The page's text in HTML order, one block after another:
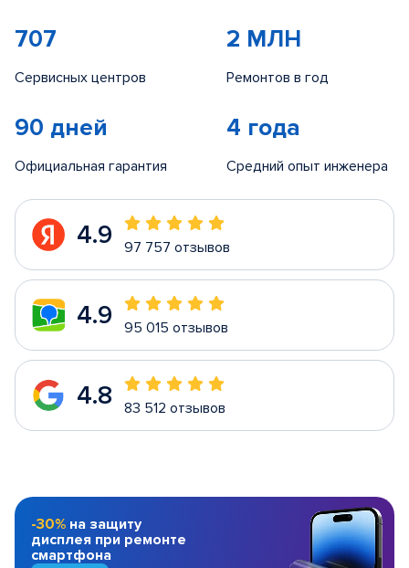
707
Сервисных центров
2 МЛН
Ремонтов в год
90 дней
Официальная гарантия
4 года
Средний опыт инженера
4.9 97 757 отзывов
4.9 95 015 отзывов
4.8 83 512 отзывов
-30% на защиту
дисплея при ремонте
смартфона